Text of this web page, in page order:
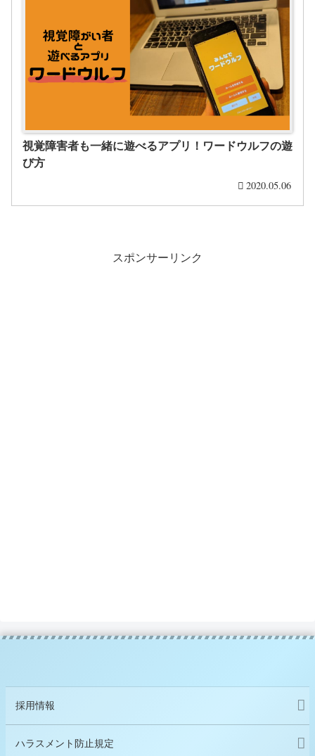
視覚障害者も一緒に遊べるアプリ！ワードウルフの遊
び方
2020.05.06
スポンサーリンク
採用情報
ハラスメント防止規定